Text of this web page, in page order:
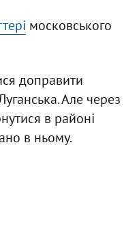
московського
доправити
Але через
в районі
в ньому.